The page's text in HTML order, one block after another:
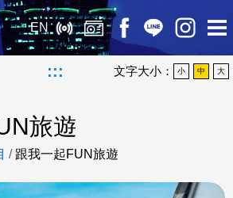
EN
::: 文字大小： 小 中 大
旅遊
/ 跟我一起FUN旅遊